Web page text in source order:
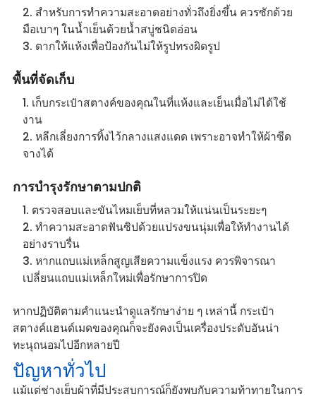
สำหรับการทำความสะอาดอย่างทั่วถึงยิ่งขึ้น ควรซักด้วย
มือเบาๆ ในน้ำเย็นด้วยน้ำสบู่ชนิดอ่อน
ตากให้แห้งเพื่อป้องกันไม่ให้รูปทรงผิดรูป
พื้นที่จัดเก็บ
เก็บกระเป๋าสตางค์ของคุณในที่แห้งและเย็นเมื่อไม่ได้ใช้
งาน
หลีกเลี่ยงการทิ้งไว้กลางแสงแดด เพราะอาจทำให้ผ้าซีด
จางได้
การบำรุงรักษาตามปกติ
ตรวจสอบและขันไหมเย็บที่หลวมให้แน่นเป็นระยะๆ
ทำความสะอาดฟันซิปด้วยแปรงขนนุ่มเพื่อให้ทำงานได้
อย่างราบรื่น
หากแถบแม่เหล็กสูญเสียความแข็งแรง ควรพิจารณา
เปลี่ยนแถบแม่เหล็กใหม่เพื่อรักษาการปิด
หากปฏิบัติตามคำแนะนำดูแลรักษาง่าย ๆ เหล่านี้ กระเป๋า
สตางค์แฮนด์เมดของคุณก็จะยังคงเป็นเครื่องประดับอันน่า
ทะนุถนอมไปอีกหลายปี
ปัญหาทั่วไป
แม้แต่ช่างเย็บผ้าที่มีประสบการณ์ก็ยังพบกับความท้าทายในการ